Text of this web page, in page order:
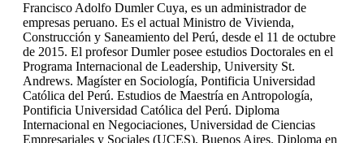
Francisco Adolfo Dumler Cuya, es un administrador de
empresas peruano. Es el actual Ministro de Vivienda,
Construcción y Saneamiento del Perú, desde el 11 de octubre
de 2015. El profesor Dumler posee estudios Doctorales en el
Programa Internacional de Leadership, University St.
Andrews. Magíster en Sociología, Pontificia Universidad
Católica del Perú. Estudios de Maestría en Antropología,
Pontificia Universidad Católica del Perú. Diploma
Internacional en Negociaciones, Universidad de Ciencias
Empresariales y Sociales (UCES), Buenos Aires. Diploma en